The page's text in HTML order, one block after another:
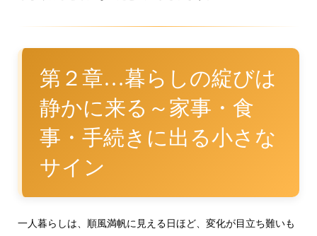
第２章…暮らしの綻びは
静かに来る～家事・食
事・手続きに出る小さな
サイン
一人暮らしは、順風満帆に見える日ほど、変化が目立ち難いも